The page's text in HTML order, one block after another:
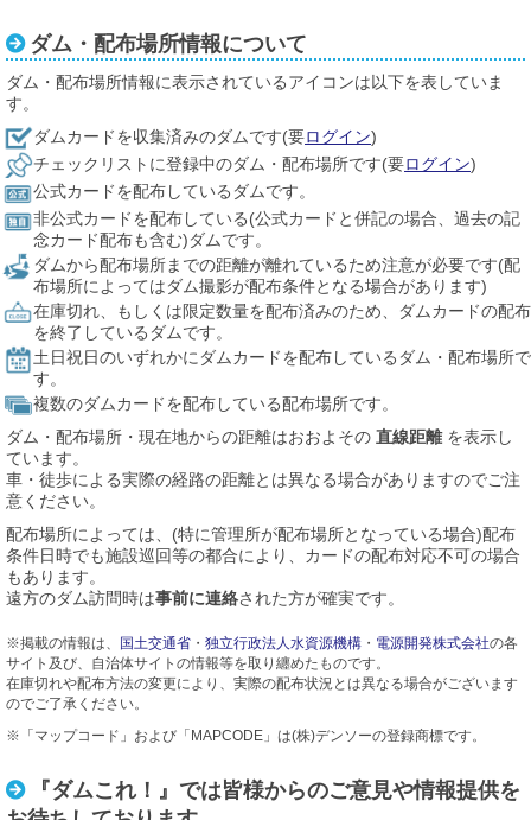
ダム・配布場所情報について
ダム・配布場所情報に表示されているアイコンは以下を表していま
す。
ダムカードを収集済みのダムです(要ログイン)
チェックリストに登録中のダム・配布場所です(要ログイン)
公式カードを配布しているダムです。
非公式カードを配布している(公式カードと併記の場合、過去の記
念カード配布も含む)ダムです。
ダムから配布場所までの距離が離れているため注意が必要です(配
布場所によってはダム撮影が配布条件となる場合があります)
在庫切れ、もしくは限定数量を配布済みのため、ダムカードの配布
を終了しているダムです。
土日祝日のいずれかにダムカードを配布しているダム・配布場所で
す。
複数のダムカードを配布している配布場所です。
ダム・配布場所・現在地からの距離はおおよその 直線距離を表示し
ています。
車・徒歩による実際の経路の距離とは異なる場合がありますのでご注
意ください。
配布場所によっては、(特に管理所が配布場所となっている場合)配布
条件日時でも施設巡回等の都合により、カードの配布対応不可の場合
もあります。
遠方のダム訪問時は事前に連絡された方が確実です。
※掲載の情報は、 国土交通省 ・ 独立行政法人水資源機構 ・ 電源開発株式会社の各
サイト及び、自治体サイトの情報等を取り纏めたものです。
在庫切れや配布方法の変更により、実際の配布状況とは異なる場合がございます
のでご了承ください。
※「マップコード」および「MAPCODE」は(株)デンソーの登録商標です。
『ダムこれ！』では皆様からのご意見や情報提供を